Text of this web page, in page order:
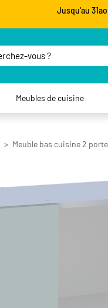
Jusqu'au
Meubles de cuisine
Meuble bas cuisine 2